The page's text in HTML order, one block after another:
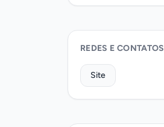
REDES E CONTATOS
Site